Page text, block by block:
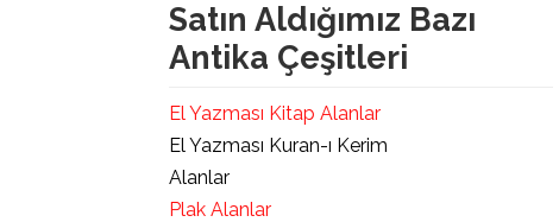
Satın Aldığımız Bazı
Antika Çeşitleri
El Yazması Kitap Alanlar
El Yazması Kuran-ı Kerim
Alanlar
Plak Alanlar